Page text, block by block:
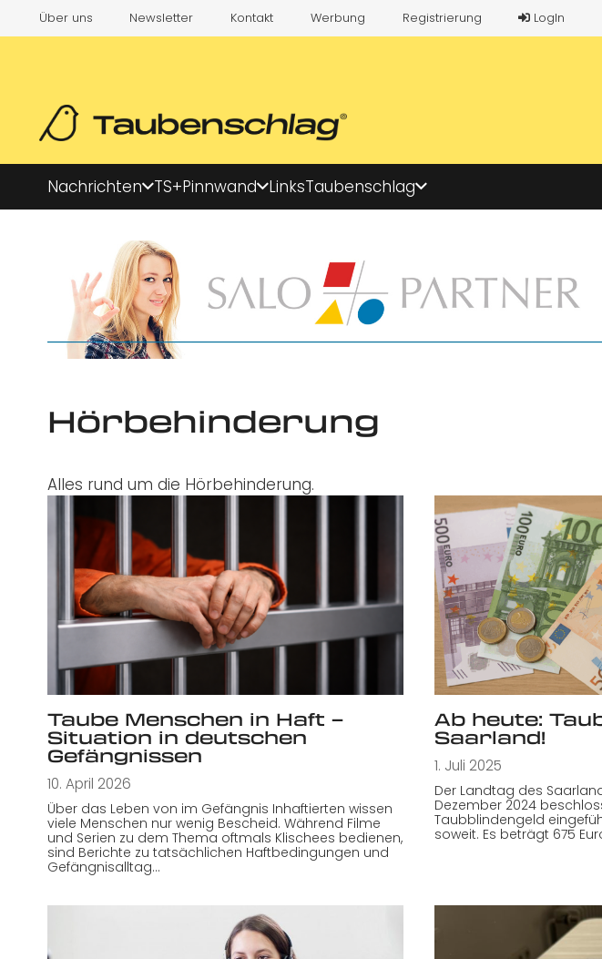
Über uns Newsletter Kontakt Werbung Registrierung LogIn
Nachrichten TS+Pinnwand LinksTaubenschlag
Hörbehinderung
Alles rund um die Hörbehinderung.
Taube Menschen in Haft –
Situation in deutschen
Gefängnissen
10. April 2026
Über das Leben von im Gefängnis Inhaftierten wissen
viele Menschen nur wenig Bescheid. Während Filme
und Serien zu dem Thema oftmals Klischees bedienen,
sind Berichte zu tatsächlichen Haftbedingungen und
Gefängnisalltag…
Ab heute:
Saarland!
1. Juli 2025
Der Landtag des
Dezember 2024
Taubblindengeld
soweit. Es beträgt 675